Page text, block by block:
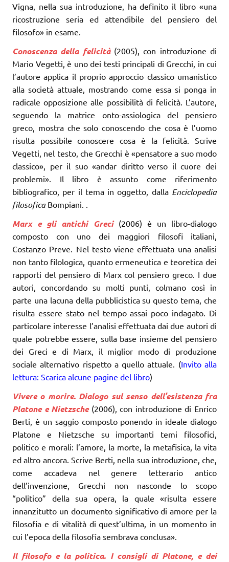
Vigna, nella sua introduzione, ha definito il libro «una
ricostruzione seria ed attendibile del pensiero del
filosofo» in esame.
Conoscenza della felicità (2005), con introduzione di
Mario Vegetti, è uno dei testi principali di Grecchi, in cui
l’autore applica il proprio approccio classico umanistico
alla società attuale, mostrando come essa si ponga in
radicale opposizione alle possibilità di felicità. L’autore,
seguendo la matrice onto-assiologica del pensiero
greco, mostra che solo conoscendo che cosa è l’uomo
risulta possibile conoscere cosa è la felicità. Scrive
Vegetti, nel testo, che Grecchi è «pensatore a suo modo
classico», per il suo «andar diritto verso il cuore dei
problemi». Il libro è assunto come riferimento
bibliografico, per il tema in oggetto, dalla Enciclopedia
filosofica Bompiani. .
Marx e gli antichi Greci (2006) è un libro-dialogo
composto con uno dei maggiori filosofi italiani,
Costanzo Preve. Nel testo viene effettuata una analisi
non tanto filologica, quanto ermeneutica e teoretica dei
rapporti del pensiero di Marx col pensiero greco. I due
autori, concordando su molti punti, colmano così in
parte una lacuna della pubblicistica su questo tema, che
risulta essere stato nel tempo assai poco indagato. Di
particolare interesse l’analisi effettuata dai due autori di
quale potrebbe essere, sulla base insieme del pensiero
dei Greci e di Marx, il miglior modo di produzione
sociale alternativo rispetto a quello attuale. (Invito alla
lettura: Scarica alcune pagine del libro)
Vivere o morire. Dialogo sul senso dell’esistenza fra
Platone e Nietzsche (2006), con introduzione di Enrico
Berti, è un saggio composto ponendo in ideale dialogo
Platone e Nietzsche su importanti temi filosofici,
politico e morali: l’amore, la morte, la metafisica, la vita
ed altro ancora. Scrive Berti, nella sua introduzione, che,
come accadeva nel genere letterario antico
dell’invenzione, Grecchi non nasconde lo scopo
“politico” della sua opera, la quale «risulta essere
innanzitutto un documento significativo di amore per la
filosofia e di vitalità di quest’ultima, in un momento in
cui l’epoca della filosofia sembrava conclusa».
Il filosofo e la politica. I consigli di Platone, e dei